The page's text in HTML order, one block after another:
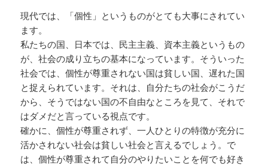
現代では、「個性」というものがとても大事にされてい
ます。
私たちの国、日本では、民主主義、資本主義というもの
が、社会の成り立ちの基本になっています。そういった
社会では、個性が尊重されない国は貧しい国、遅れた国
と捉えられています。それは、自分たちの社会がこうだ
から、そうではない国の不自由なところを見て、それで
はダメだと言っている視点です。
確かに、個性が尊重されず、一人ひとりの特徴が充分に
活かされない社会は貧しい社会と言えるでしょう。で
は、個性が尊重されて自分のやりたいことを何でも好き